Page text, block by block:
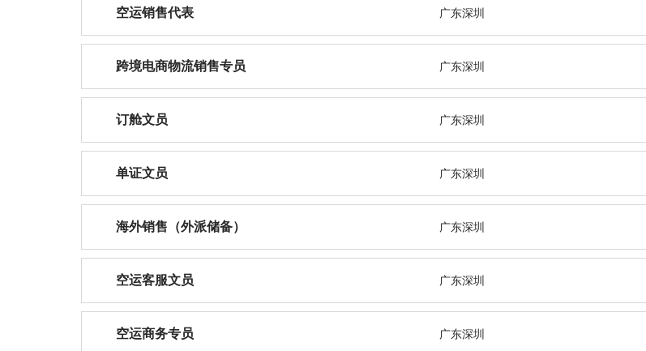
空运销售代表 广东深圳
跨境电商物流销售专员 广东深圳
订舱文员 广东深圳
单证文员 广东深圳
海外销售（外派储备） 广东深圳
空运客服文员 广东深圳
空运商务专员 广东深圳